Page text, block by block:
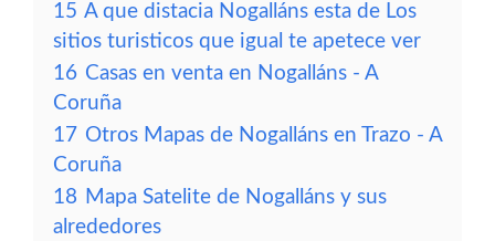
15 A que distacia Nogalláns esta de Los
sitios turisticos que igual te apetece ver
16 Casas en venta en Nogalláns - A
Coruña
17 Otros Mapas de Nogalláns en Trazo - A
Coruña
18 Mapa Satelite de Nogalláns y sus
alrededores